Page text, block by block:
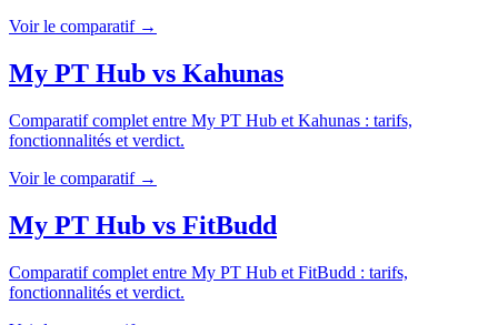
Voir le comparatif →
My PT Hub vs Kahunas
Comparatif complet entre My PT Hub et Kahunas : tarifs,
fonctionnalités et verdict.
Voir le comparatif →
My PT Hub vs FitBudd
Comparatif complet entre My PT Hub et FitBudd : tarifs,
fonctionnalités et verdict.